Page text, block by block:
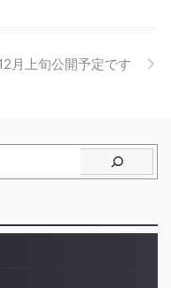
月上旬公開予定です